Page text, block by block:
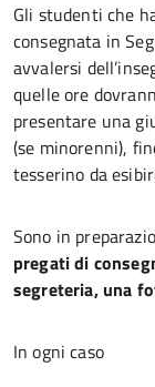
Gli studenti che
consegnata in
avvalersi
quelle ore
presentare una
(se minorenni),
tesserino da
Sono in
pregati di
segreteria, una
In ogni caso